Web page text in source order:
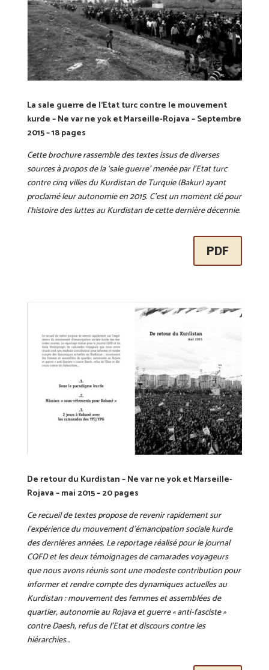
La sale guerre de l’Etat turc contre le mouvement
kurde – Ne var ne yok et Marseille-Rojava – Septembre
2015 – 18 pages
Cette brochure rassemble des textes issus de diverses
sources à propos de la ‘sale guerre’ menée par l’Etat turc
contre cinq villes du Kurdistan de Turquie (Bakur) ayant
proclamé leur autonomie en 2015. C’est un moment clé pour
l’histoire des luttes au Kurdistan de cette dernière décennie.
PDF
De retour du Kurdistan – Ne var ne yok et Marseille-
Rojava – mai 2015 – 20 pages
Ce recueil de textes propose de revenir rapidement sur
l’expérience du mouvement d’émancipation sociale kurde
des dernières années. Le reportage réalisé pour le journal
CQFD et les deux témoignages de camarades voyageurs
que nous avons réunis sont une modeste contribution pour
informer et rendre compte des dynamiques actuelles au
Kurdistan : mouvement des femmes et assemblées de
quartier, autonomie au Rojava et guerre « anti-fasciste »
contre Daesh, refus de l’Etat et discours contre les
hiérarchies…